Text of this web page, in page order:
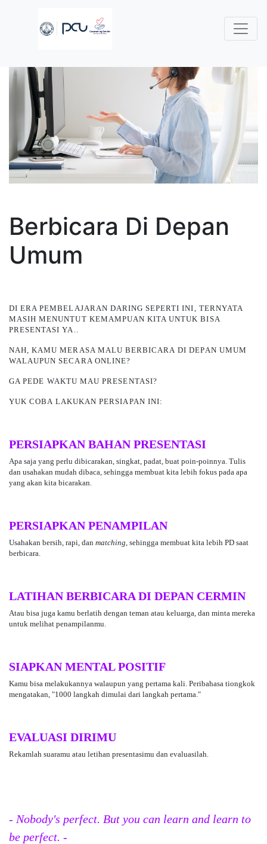
Berbicara Di Depan
Umum
DI ERA PEMBELAJARAN DARING SEPERTI INI, TERNYATA
MASIH MENUNTUT KEMAMPUAN KITA UNTUK BISA
PRESENTASI YA..
NAH, KAMU MERASA MALU BERBICARADI DEPAN UMUM
WALAUPUN SECARA ONLINE?
GA PEDE WAKTU MAU PRESENTASI?
YUK COBA LAKUKAN PERSIAPAN INI:
PERSIAPKAN BAHAN PRESENTASI
Apa saja yang perlu dibicarakan, singkat, padat, buat poin-poinnya. Tulis
dan usahakan mudah dibaca, sehingga membuat kita lebih fokus pada apa
yang akan kita bicarakan.
PERSIAPKAN PENAMPILAN
Usahakan bersih, rapi, dan matching, sehingga membuat kita lebih PD saat
berbicara.
LATIHAN BERBICARA DI DEPAN CERMIN
Atau bisa juga kamu berlatih dengan teman atau keluarga, dan minta mereka
untuk melihat penampilanmu.
SIAPKAN MENTAL POSITIF
Kamu bisa melakukannya walaupun yang pertama kali. Peribahasa tiongkok
mengatakan, "1000 langkah dimulai dari langkah pertama."
EVALUASI DIRIMU
Rekamlah suaramu atau letihan presentasimu dan evaluasilah.
- Nobody's perfect. But you can learn and learn to
be perfect. -